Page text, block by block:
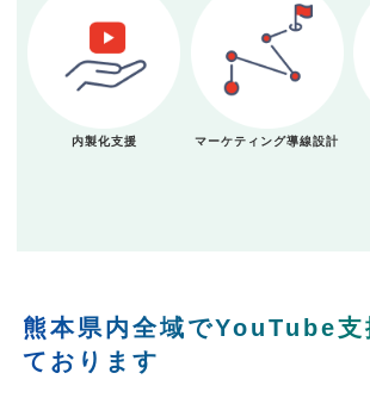
内製化支援 マーケティング導線設計
熊本県内全域でYouTube支
ております